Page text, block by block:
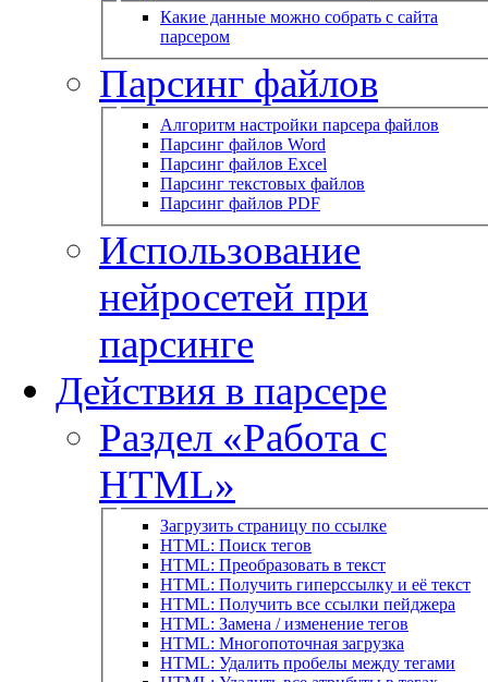
Какие данные можно собрать с сайта
парсером
Парсинг файлов
Алгоритм настройки парсера файлов
Парсинг файлов Word
Парсинг файлов Excel
Парсинг текстовых файлов
Парсинг файлов PDF
Использование
нейросетей при
парсинге
Действия в парсере
Раздел «Работа с
HTML»
Загрузить страницу по ссылке
HTML: Поиск тегов
HTML: Преобразовать в текст
HTML: Получить гиперссылку и её текст
HTML: Получить все ссылки пейджера
HTML: Замена / изменение тегов
HTML: Многопоточная загрузка
HTML: Удалить пробелы между тегами